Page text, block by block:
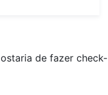
de fazer check-